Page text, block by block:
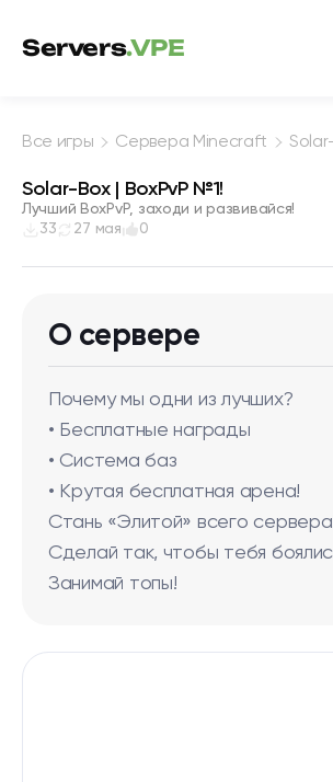
Servers.VPE
Все игры Сервера Minecraft
Solar-Box | BoxPvP №1!
Лучший BoxPvP, заходи и развивайся!
33
27 мая 0
О сервере
Почему мы одни из лучших?
• Бесплатные награды
• Система баз
• Крутая бесплатная арена!
Стань «Элитой» всего
Сделай так, чтобы тебя
Занимай топы!